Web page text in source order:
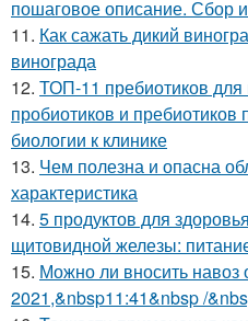
пошаговое описание. Сбор
11. Как сажать дикий
винограда
12. ТОП-11 пребиотиков для
пробиотиков и
биологии к клинике
13. Чем полезна и опасна
характеристика
14. 5 продуктов для
щитовидной железы:
15. Можно ли вносить навоз
2021,&nbsp11:41&nbsp /